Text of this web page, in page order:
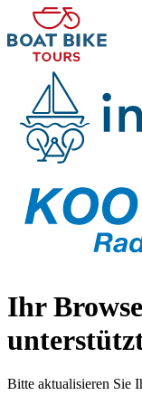
Ihr
Bitte aktualisieren Sie